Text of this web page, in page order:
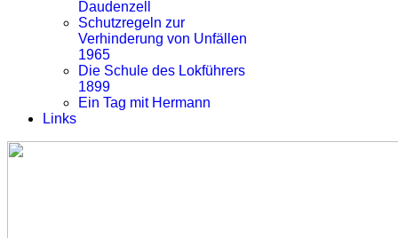
Daudenzell
Schutzregeln zur
Verhinderung von Unfällen
1965
Die Schule des Lokführers
1899
Ein Tag mit Hermann
Links